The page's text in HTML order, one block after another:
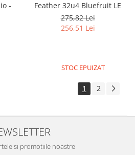
-
Feather 32u4 Bluefruit LE
275,82 Lei
256,51 Lei
STOC EPUIZAT
1 2
si promotiile noastre